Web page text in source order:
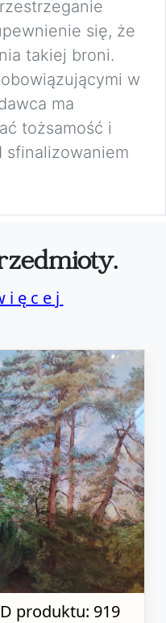
się, że
takiej broni.
w
ma
tożsamość i
sfinalizowaniem
produktu: 919